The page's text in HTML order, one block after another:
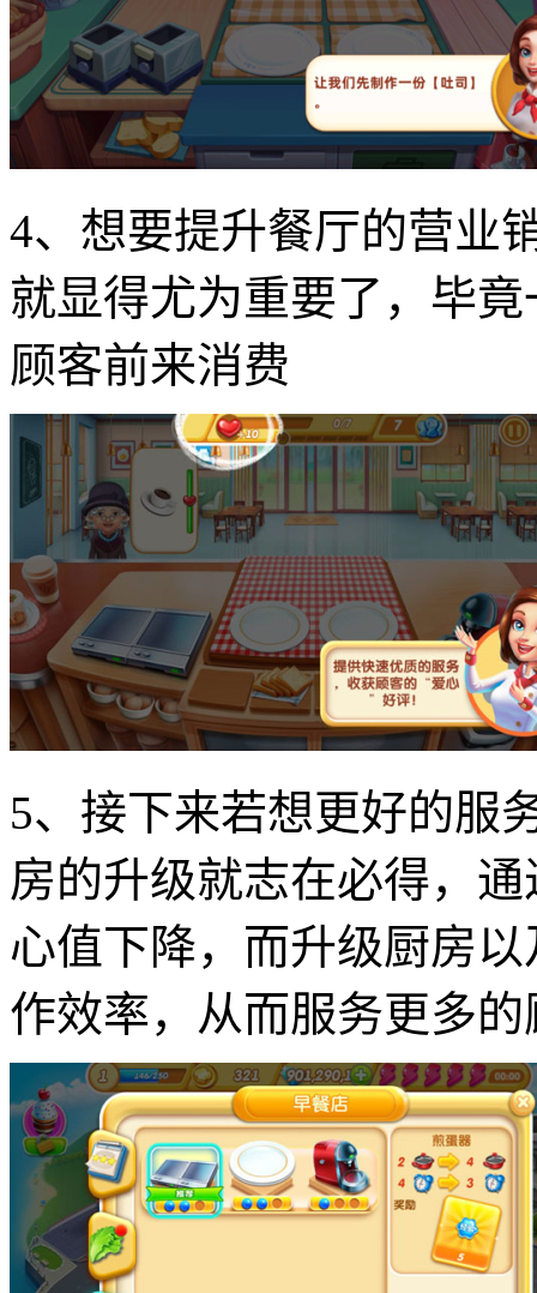
4、想要提升餐厅的营业
就显得尤为重要了，毕
顾客前来消费
5、接下来若想更好的服
房的升级就志在必得，
心值下降，而升级厨房
作效率，从而服务更多的